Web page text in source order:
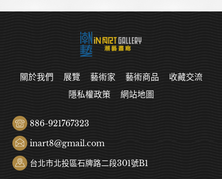
關於我們 展覽 藝術家 藝術商品
收藏交流
隱私權政策
網站地圖
886-921767323
inart8@gmail.com
台北市北投區石牌路二段301號B1